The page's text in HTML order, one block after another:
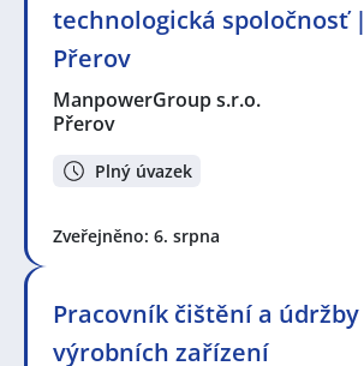
technologická spoločnosť |
Přerov
ManpowerGroup s.r.o.
Přerov
Plný úvazek
Zveřejněno: 6. srpna
Pracovník čištění a údržby
výrobních zařízení